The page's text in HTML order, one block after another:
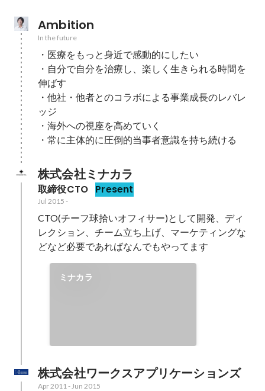
Ambition
In the future
・医療をもっと身近で感動的にしたい
・自分で自分を治療し、楽しく生きられる時間を
伸ばす
・他社・他者とのコラボによる事業成長のレバレ
ッジ
・海外への視座を高めていく
・常に主体的に圧倒的当事者意識を持ち続ける
株式会社ミナカラ
取締役CTO Present
Jul 2015 -
CTO(チーフ球拾いオフィサー)として開発、ディ
レクション、チーム立ち上げ、マーケティングな
どなど必要であればなんでもやってます
ミナカラ
株式会社ワークスアプリケーションズ
Apr 2011-Jun 2015